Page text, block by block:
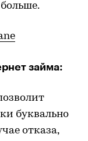
займа:
буквально
отказа,